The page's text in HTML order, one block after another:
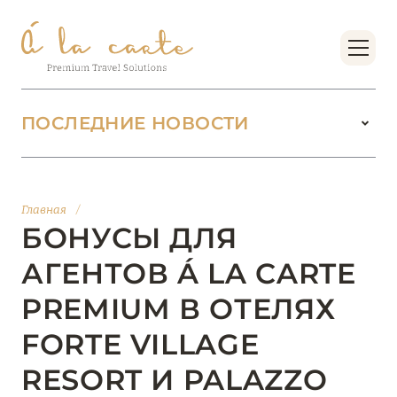
Главная /
БОНУСЫ ДЛЯ
АГЕНТОВ Á LA CARTE
PREMIUM В ОТЕЛЯХ
FORTE VILLAGE
RESORT И PALAZZO
ПОСЛЕДНИЕ НОВОСТИ
БУТИК-КУРОРТЫ МАЛЬДИВСКИХ ОСТРОВОВ
Подробнее
01 июня 2026
JUMEIRAH OLHAHALI ISLAND MALDIVES: ВАШ
ОАЗИС ТЕПЛА И ИЗЫСКАННОСТИ